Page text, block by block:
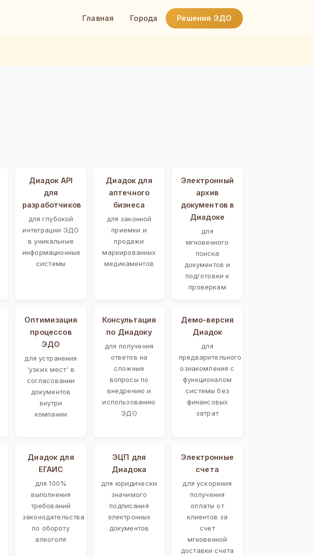
Главная Города Решения ЭДО
Диадок API
для
разработчиков
для глубокой
интеграции ЭДО
в уникальные
информационные
системы
Диадок для
аптечного
бизнеса
для законной
приемки и
продажи
маркированных
медикаментов
Электронный
архив
документов в
Диадоке
для
мгновенного
поиска
документов и
подготовки к
проверкам
Оптимизация
процессов
ЭДО
для устранения
'узких мест' в
согласовании
документов
внутри
компании
Консультация
по Диадоку
для получения
ответов на
сложные
вопросы по
внедрению и
использованию
ЭДО
Демо-версия
Диадок
для
предварительного
ознакомления с
функционалом
системы без
финансовых
затрат
Диадок для
ЕГАИС
для 100%
выполнения
требований
законодательства
по обороту
алкоголя
ЭЦП для
Диадока
для юридически
значимого
подписания
электронных
документов
Электронные
счета
для ускорения
получения
оплаты от
клиентов за
счет
мгновенной
доставки счета